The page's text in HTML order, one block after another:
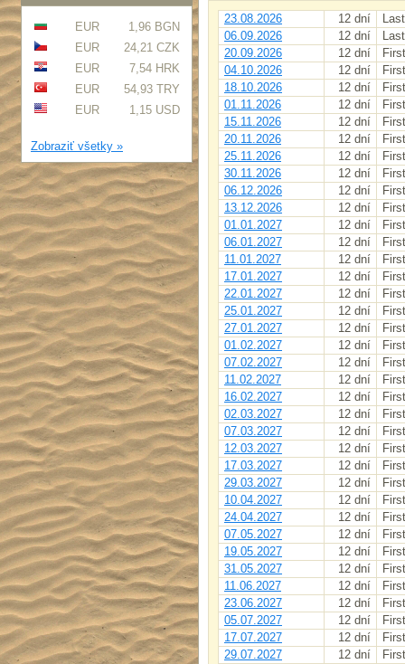
EUR
1,96 BGN
EUR
24,21 CZK
EUR
7,54 HRK
EUR
54,93 TRY
EUR
1,15 USD
Zobraziť všetky »
23.08.2026 12 dní
06.09.2026
12 dní
20.09.2026
12 dní
04.10.2026
12 dní
18.10.2026
12 dní
01.11.2026
12 dní
15.11.2026
12 dní
20.11.2026
12 dní
25.11.2026
12 dní
30.11.2026
12 dní
06.12.2026
12 dní
13.12.2026
12 dní
01.01.2027
12 dní
06.01.2027
12 dní
11.01.2027
12 dní
17.01.2027
12 dní
22.01.2027
12 dní
25.01.2027
12 dní
27.01.2027
12 dní
01.02.2027
12 dní
07.02.2027
12 dní
11.02.2027
12 dní
16.02.2027
12 dní
02.03.2027
12 dní
07.03.2027
12 dní
12.03.2027
12 dní
17.03.2027
12 dní
29.03.2027
12 dní
10.04.2027
12 dní
24.04.2027
12 dní
07.05.2027
12 dní
19.05.2027
12 dní
31.05.2027
12 dní
11.06.2027
12 dní
23.06.2027
12 dní
05.07.2027
12 dní
17.07.2027
12 dní
29.07.2027
12 dní